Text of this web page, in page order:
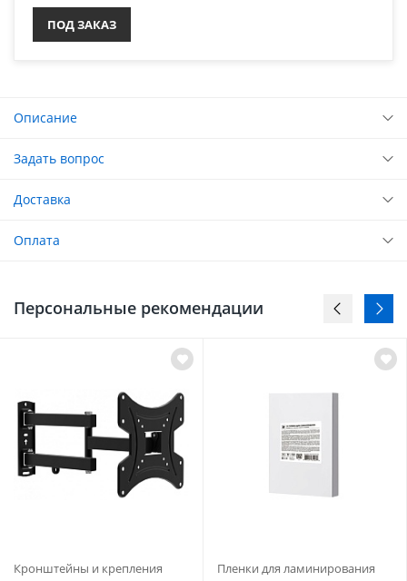
ПОД ЗАКАЗ
Описание
Задать вопрос
Доставка
Оплата
Персональные рекомендации
Кронштейны и крепления
Пленки для ламинирования